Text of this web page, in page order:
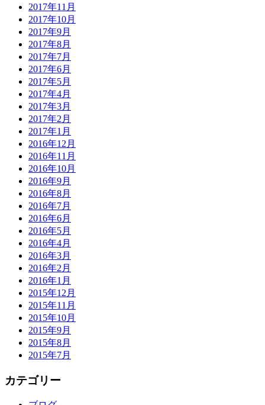
2017年11月
2017年10月
2017年9月
2017年8月
2017年7月
2017年6月
2017年5月
2017年4月
2017年3月
2017年2月
2017年1月
2016年12月
2016年11月
2016年10月
2016年9月
2016年8月
2016年7月
2016年6月
2016年5月
2016年4月
2016年3月
2016年2月
2016年1月
2015年12月
2015年11月
2015年10月
2015年9月
2015年8月
2015年7月
カテゴリー